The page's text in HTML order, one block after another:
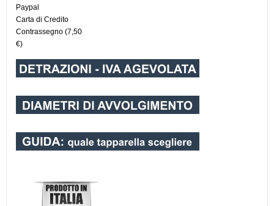
Paypal
Carta di Credito
Contrassegno (7,50
€)